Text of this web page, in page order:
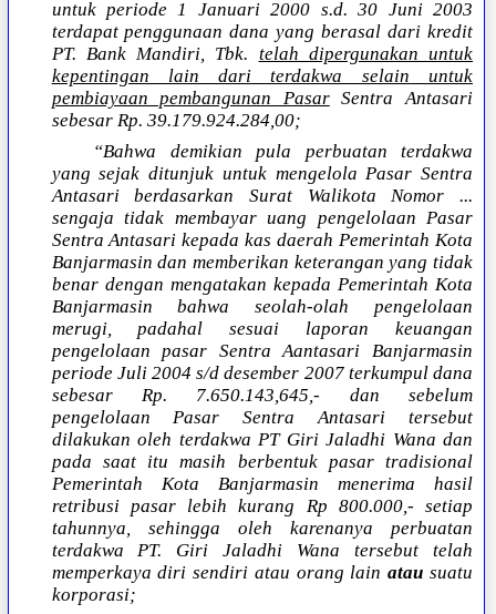
untuk periode 1 Januari 2000 s.d. 30 Juni 2003
terdapat penggunaan dana yang berasal dari kredit
PT. Bank Mandiri, Tbk. telah dipergunakan untuk
kepentingan lain dari terdakwa selain untuk
pembiayaan pembangunan PasarSentra Antasari
sebesar Rp. 39.179.924.284,00;
“Bahwa demikian pula perbuatan terdakwa
yang sejak ditunjuk untuk mengelola Pasar Sentra
Antasari berdasarkan Surat Walikota Nomor ...
sengaja tidak membayar uang pengelolaan Pasar
Sentra Antasari kepada kas daerah Pemerintah Kota
Banjarmasin dan memberikan keterangan yang tidak
benar dengan mengatakan kepada Pemerintah Kota
Banjarmasin bahwa seolah-olah pengelolaan
merugi, padahal sesuai laporan keuangan
pengelolaan pasar Sentra Aantasari Banjarmasin
periode Juli 2004 s/d desember 2007 terkumpul dana
sebesar Rp. 7.650.143,645,- dan sebelum
pengelolaan Pasar Sentra Antasari tersebut
dilakukan oleh terdakwa PT Giri Jaladhi Wana dan
pada saat itu masih berbentuk pasar tradisional
Pemerintah Kota Banjarmasin menerima hasil
retribusi pasar lebih kurang Rp 800.000,- setiap
tahunnya, sehingga oleh karenanya perbuatan
terdakwa PT. Giri Jaladhi Wana tersebut telah
memperkaya diri sendiri atau orang lainatau suatu
korporasi;